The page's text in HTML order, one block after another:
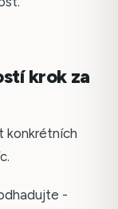
krok za
konkrétních
-